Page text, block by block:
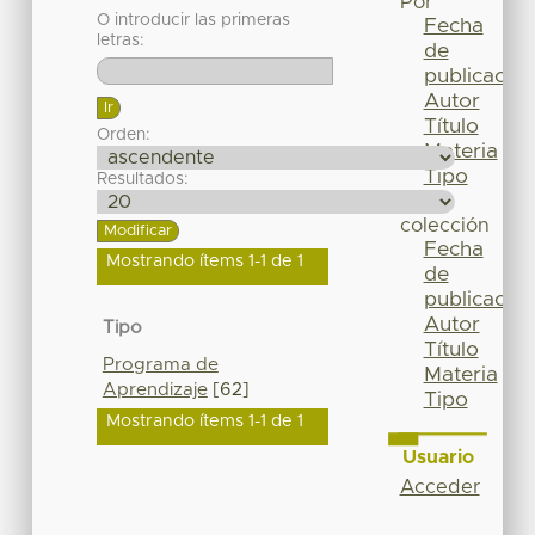
O introducir las primeras
letras:
Orden:
Resultados:
Mostrando ítems 1-1 de 1
Tipo
Programa de
Aprendizaje[62]
Mostrando ítems 1-1 de 1
Fecha
de
publicación
Autor
Título
Materia
Tipo
colección
Fecha
de
publicación
Autor
Título
Materia
Tipo
Usuario
Acceder